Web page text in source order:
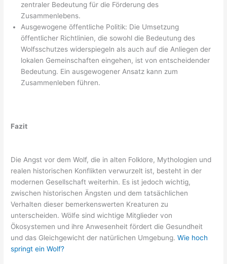
zentraler Bedeutung für die Förderung des
Zusammenlebens.
Ausgewogene öffentliche Politik: Die Umsetzung
öffentlicher Richtlinien, die sowohl die Bedeutung des
Wolfsschutzes widerspiegeln als auch auf die Anliegen der
lokalen Gemeinschaften eingehen, ist von entscheidender
Bedeutung. Ein ausgewogener Ansatz kann zum
Zusammenleben führen.
Fazit
Die Angst vor dem Wolf, die in alten Folklore, Mythologien und
realen historischen Konflikten verwurzelt ist, besteht in der
modernen Gesellschaft weiterhin. Es ist jedoch wichtig,
zwischen historischen Ängsten und dem tatsächlichen
Verhalten dieser bemerkenswerten Kreaturen zu
unterscheiden. Wölfe sind wichtige Mitglieder von
Ökosystemen und ihre Anwesenheit fördert die Gesundheit
und das Gleichgewicht der natürlichen Umgebung.Wie hoch
springt ein Wolf?